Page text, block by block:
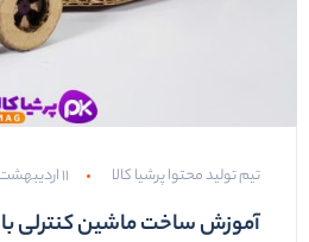
تیم تولید محتوا پرشیا کالا ۱۱ اردیبهشت ۱۴۰۳
آموزش ساخت ماشین کنترلی